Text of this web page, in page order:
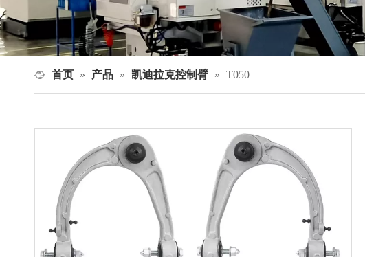
首页 » 产品 » 凯迪拉克控制臂 » T050